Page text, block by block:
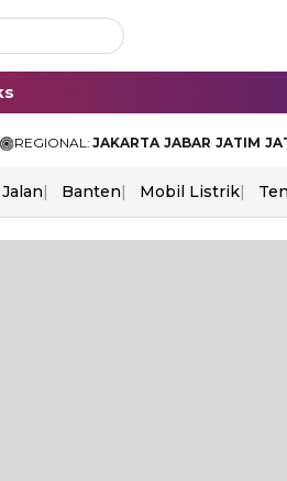
REGIONAL: JAKARTA JABAR JATIM
Banten Mobil Listrik